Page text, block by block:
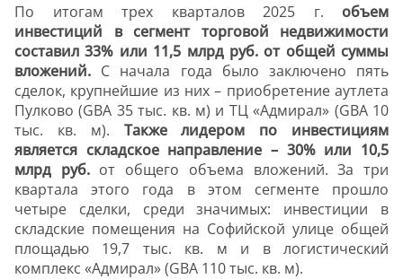
По итогам трех кварталов 2025 г. объем
инвестиций в сегмент торговой недвижимости
составил 33% или 11,5 млрд руб. от общей суммы
вложений. С начала года было заключено пять
сделок, крупнейшие из них – приобретение аутлета
Пулково (GBA 35 тыс. кв. м) и ТЦ «Адмирал» (GBA 10
тыс. кв. м). Также лидером по инвестициям
является складское направление – 30% или 10,5
млрд руб.от общего объема вложений. За три
квартала этого года в этом сегменте прошло
четыре сделки, среди значимых: инвестиции в
складские помещения на Софийской улице общей
площадью 19,7 тыс. кв. м и в логистический
комплекс «Адмирал» (GBA 110 тыс. кв. м).